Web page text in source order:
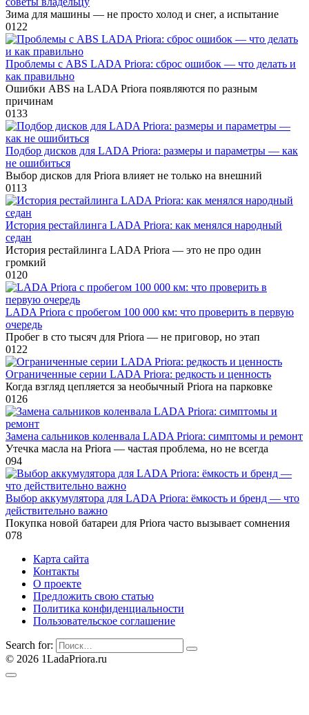
Зима для машины — не просто холод и снег, а испытание
0122
Проблемы с ABS LADA Priora: сброс ошибок — что делать и
как правильно
Ошибки ABS на LADA Priora появляются по разным
причинам
0133
Подбор дисков для LADA Priora: размеры и параметры — как
не ошибиться
Выбор дисков для Priora влияет не только на внешний
0113
История рестайлинга LADA Priora: как менялся народный
седан
История рестайлинга LADA Priora — это не про один
громкий
0120
LADA Priora с пробегом 100 000 км: что проверить в первую
очередь
Пробег в сто тысяч для Priora — не приговор, но этап
0122
Ограниченные серии LADA Priora: редкость и ценность
Когда взгляд цепляется за необычный Priora на парковке
0126
Замена сальников коленвала LADA Priora: симптомы и ремонт
Утечка масла на Priora — частая проблема, но не всегда
094
Выбор аккумулятора для LADA Priora: ёмкость и бренд — что
действительно важно
Покупка новой батареи для Priora часто вызывает сомнения
078
Карта сайта
Контакты
О проекте
Предложить свою статью
Политика конфиденциальности
Пользовательское соглашение
Search for:
© 2026 1LadaPriora.ru